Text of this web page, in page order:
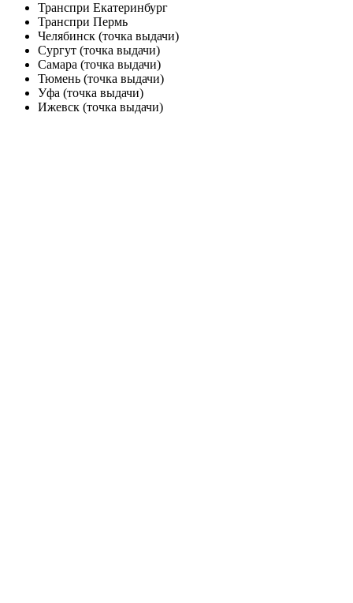
Транспри Екатеринбург
Транспри Пермь
Челябинск (точка выдачи)
Сургут (точка выдачи)
Самара (точка выдачи)
Тюмень (точка выдачи)
Уфа (точка выдачи)
Ижевск (точка выдачи)